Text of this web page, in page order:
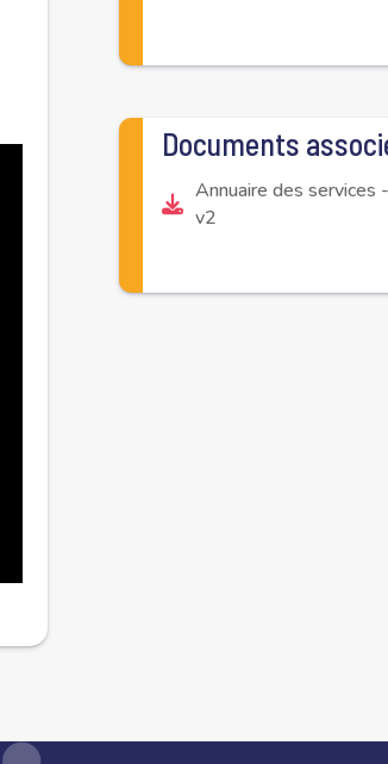
Documents
Annuaire des
v2